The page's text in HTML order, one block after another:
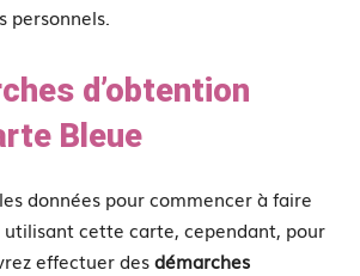
personnels.
d’obtention
Bleue
données pour commencer à faire
utilisant cette carte, cependant, pour
effectuer desdémarches